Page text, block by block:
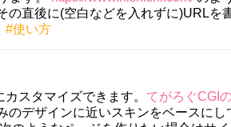
直後に(空白などを入れずに)URLを
#使い方
スタマイズできます。 てがろぐCGI
デザインに近いスキンをベースにし